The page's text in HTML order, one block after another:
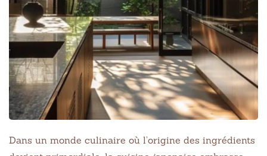
Dans un monde culinaire où l’origine des ingrédients